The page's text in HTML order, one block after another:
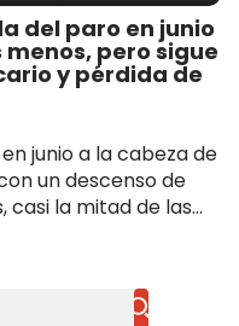
del paro en junio
menos, pero sigue
y pérdida de
junio a la cabeza de
un descenso de
casi la mitad de las...